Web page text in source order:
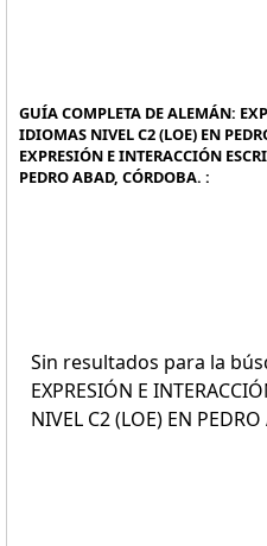
GUÍA COMPLETA DE ALEMÁN:
IDIOMAS NIVEL C2 (LOE) EN
EXPRESIÓN E INTERACCIÓN
PEDRO ABAD, CÓRDOBA. :
Sin resultados para la
EXPRESIÓN E
NIVEL C2 (LOE) EN